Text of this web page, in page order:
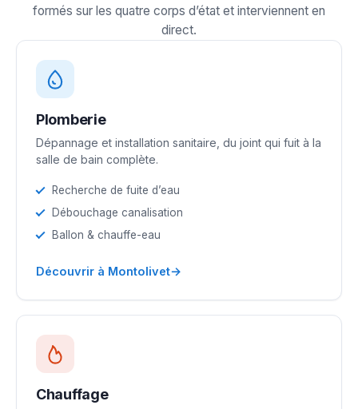
formés sur les quatre corps d’état et interviennent en
direct.
Plomberie
Dépannage et installation sanitaire, du joint qui fuit à la
salle de bain complète.
Recherche de fuite d’eau
Débouchage canalisation
Ballon & chauffe-eau
Découvrir à Montolivet→
Chauffage